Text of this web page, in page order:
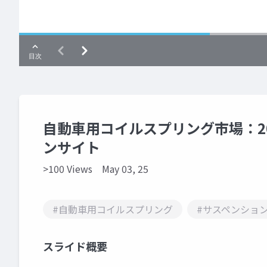
自動車用コイルスプリング市場
ンサイト
>100 Views May 03, 25
#自動車用コイルスプリング #サスペンショ
スライド概要